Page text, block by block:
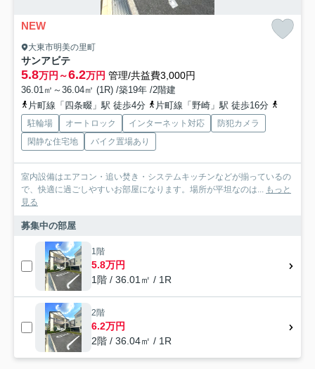
NEW
大東市明美の里町
サンアビテ
5.8万円～6.2万円 管理/共益費3,000円
36.01㎡～36.04㎡ (1R) /築19年 /2階建
片町線「四条畷」駅 徒歩4分
片町線「野崎」駅 徒歩16分
駐輪場 オートロック インターネット対応
防犯カメラ
閑静な住宅地
バイク置場あり
室内設備はエアコン・追い焚き・システムキッチンなどが揃っているの
で、快適に過ごしやすいお部屋になります。場所が平坦なのは... もっと
見る
募集中の部屋
1階
5.8万円
1階 / 36.01㎡ / 1R
2階
6.2万円
2階 / 36.04㎡ / 1R